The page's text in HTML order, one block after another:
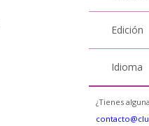
Edición
Idioma
¿Tienes